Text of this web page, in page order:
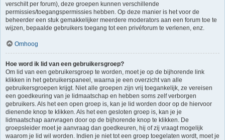
verschilt per forum), deze groepen kunnen verschillende
permissies/toegangspermissies hebben. Op deze manier is het voor de
beheerder een stuk gemakkelijker meerdere moderators aan een forum toe te
wijzen, bepaalde gebruikers toegang tot een privéforum te verlenen, enz.
Omhoog
Hoe word ik lid van een gebruikersgroep?
Om lid van een gebruikersgroep te worden, moet je op de bijhorende link
klikken in het gebruikerspaneel, waarna je een overzicht van alle
gebruikersgroepen krijgt. Niet alle groepen zijn vrij toegankelijk, ze vereisen
een goedkeuring van je lidmaatschap en hebben soms zelf verborgen
gebruikers. Als het een open groep is, kan je lid worden door op de hiervoor
dienende knop te klikken. Als het een gesloten groep is, kan je je
lidmaatschap aanvragen door op de bijhorende knop te klikken. De
groepsleider moet je aanvraag dan goedkeuren, hij of zij vraagt mogelijk
waarom je lid wil worden. Indien je niet tot een groep toegelaten wordt, moet je